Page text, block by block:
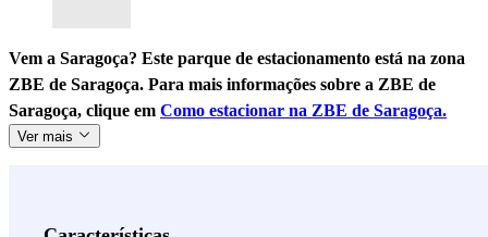
Vem a Saragoça? Este parque de estacionamento está na zona
ZBE de Saragoça. Para mais informações sobre a ZBE de
Saragoça, clique em Como estacionar na ZBE de Saragoça.
Ver mais